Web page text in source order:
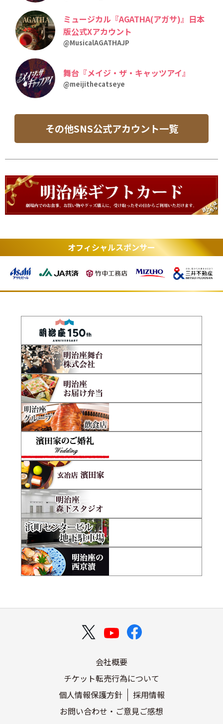
ミュージカル『AGATHA(アガサ)』日本
版公式Xアカウント
@MusicalAGATHAJP
舞台『メイジ・ザ・キャッツアイ』
@meijithecatseye
その他SNS公式アカウント一覧
オフィシャルスポンサー
会社概要
チケット転売行為について
個人情報保護方針
採用情報
お問い合わせ・ご意見ご感想